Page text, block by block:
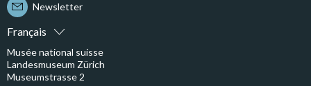
Français
Newsletter
Musée national suisse
Landesmuseum Zürich
Museumstrasse 2